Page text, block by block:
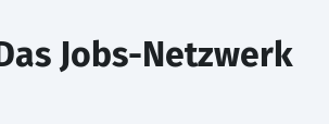
Jobs-Netzwerk